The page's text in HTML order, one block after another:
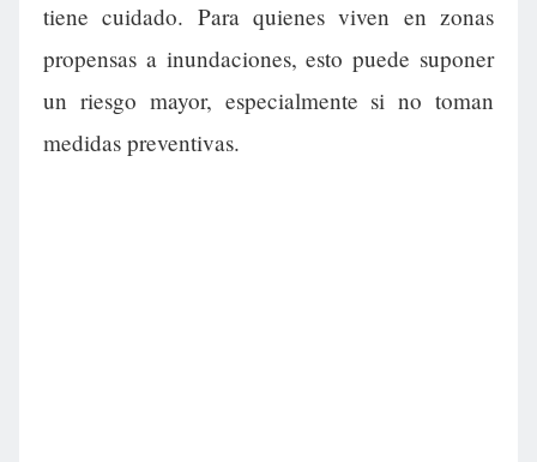
tiene cuidado. Para quienes viven en zonas
propensas a inundaciones, esto puede suponer
un riesgo mayor, especialmente si no toman
medidas preventivas.